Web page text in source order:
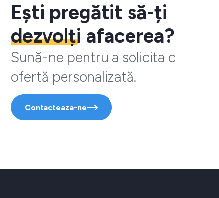
Ești pregătit să-ți
dezvolți afacerea?
Sună-ne pentru a solicita o
ofertă personalizată.
Contacteaza-ne